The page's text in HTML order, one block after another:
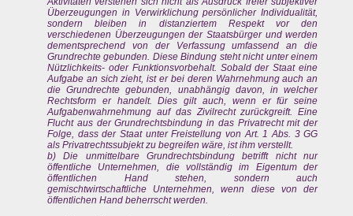
Überzeugungen in Verwirklichung persönlicher Individualität,
sondern bleiben in distanziertem Respekt vor den
verschiedenen Überzeugungen der Staatsbürger und werden
dementsprechend von der Verfassung umfassend an die
Grundrechte gebunden. Diese Bindung steht nicht unter einem
Nützlichkeits- oder Funktionsvorbehalt. Sobald der Staat eine
Aufgabe an sich zieht, ist er bei deren Wahrnehmung auch an
die Grundrechte gebunden, unabhängig davon, in welcher
Rechtsform er handelt. Dies gilt auch, wenn er für seine
Aufgabenwahrnehmung auf das Zivilrecht zurückgreift. Eine
Flucht aus der Grundrechtsbindung in das Privatrecht mit der
Folge, dass der Staat unter Freistellung von Art. 1 Abs. 3 GG
als Privatrechtssubjekt zu begreifen wäre, ist ihm verstellt.
b) Die unmittelbare Grundrechtsbindung betrifft nicht nur
öffentliche Unternehmen, die vollständig im Eigentum der
öffentlichen Hand stehen, sondern auch
gemischtwirtschaftliche Unternehmen, wenn diese von der
öffentlichen Hand beherrscht werden.